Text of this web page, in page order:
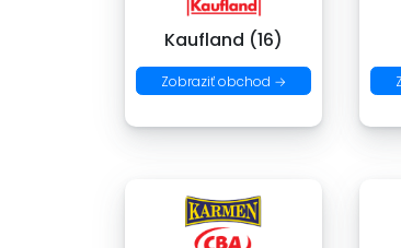
Kaufland (16)
Zobraziť obchod →